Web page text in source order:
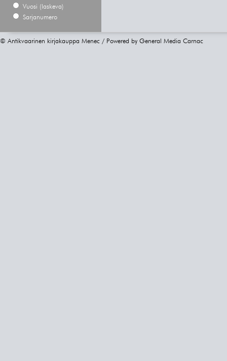
Vuosi (laskeva)
Sarjanumero
© Antikvaarinen kirjakauppa Menec / Powered by General Media Carnac